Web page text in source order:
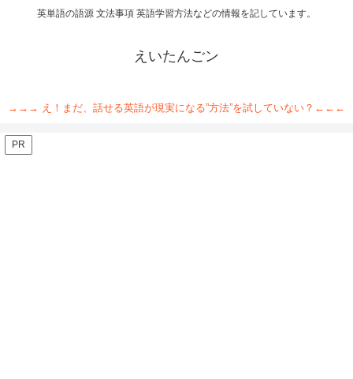
英単語の語源 文法事項 英語学習方法などの情報を記しています。
えいたんごン
→→→ え！まだ、話せる英語が現実になる”方法”を試していない？←←←
PR